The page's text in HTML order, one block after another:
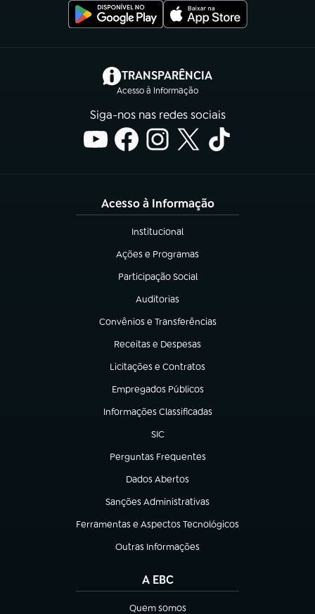
TRANSPARÊNCIA
Acesso à Informação
(abre em nova aba)
Siga-nos nas redes sociais
Acesso à Informação
Institucional
(abre em nova aba)
Ações e Programas
(abre em nova aba)
Participação Social
(abre em nova aba)
Auditorias
(abre em nova aba)
Convênios e Transferências
(abre em nova aba)
Receitas e Despesas
(abre em nova aba)
Licitações e Contratos
(abre em nova aba)
Empregados Públicos
(abre em nova aba)
Informações Classificadas
(abre em nova aba)
SIC
(abre em nova aba)
Perguntas Frequentes
(abre em nova aba)
Dados Abertos
(abre em nova aba)
Sanções Administrativas
(abre em nova aba)
Ferramentas e Aspectos Tecnológicos
(abre em nova aba)
Outras Informações
(abre em nova aba)
A EBC
Quem somos